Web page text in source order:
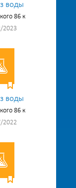
воды
86 к
2023
воды
86 к
2022